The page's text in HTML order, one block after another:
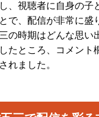
、視聴者に自身の子
で、配信が非常に盛
の時期はどんな思い
たところ、コメント
れました。